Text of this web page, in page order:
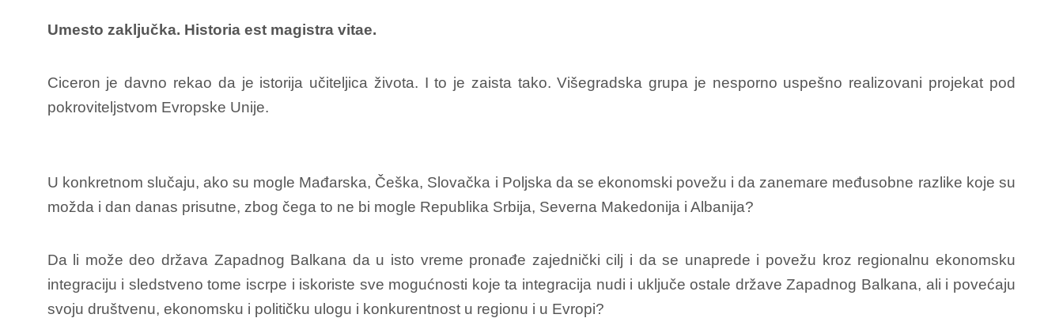
Umesto zaključka. Historia est magistra vitae.
Ciceron je davno rekao da je istorija učiteljica života. I to je zaista tako. Višegradska grupa je nesporno uspešno realizovani projekat pod
pokroviteljstvom Evropske Unije.
U konkretnom slučaju, ako su mogle Mađarska, Češka, Slovačka i Poljska da se ekonomski povežu i da zanemare međusobne razlike koje su
možda i dan danas prisutne, zbog čega to ne bi mogle Republika Srbija, Severna Makedonija i Albanija?
Da li može deo država Zapadnog Balkana da u isto vreme pronađe zajednički cilj i da se unaprede i povežu kroz regionalnu ekonomsku
integraciju i sledstveno tome iscrpe i iskoriste sve mogućnosti koje ta integracija nudi i uključe ostale države Zapadnog Balkana, ali i povećaju
svoju društvenu, ekonomsku i političku ulogu i konkurentnost u regionu i u Evropi?